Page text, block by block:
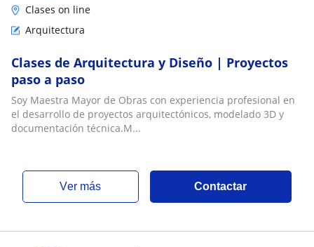
Clases on line
Arquitectura
Clases de Arquitectura y Diseño | Proyectos
paso a paso
Soy Maestra Mayor de Obras con experiencia profesional en
el desarrollo de proyectos arquitectónicos, modelado 3D y
documentación técnica.M...
ver más Contactar